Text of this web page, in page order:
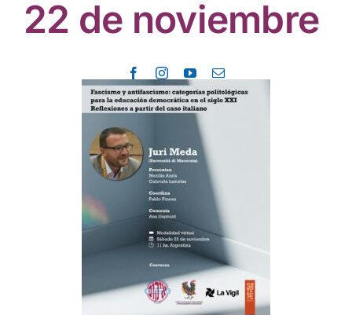
22 de noviembre